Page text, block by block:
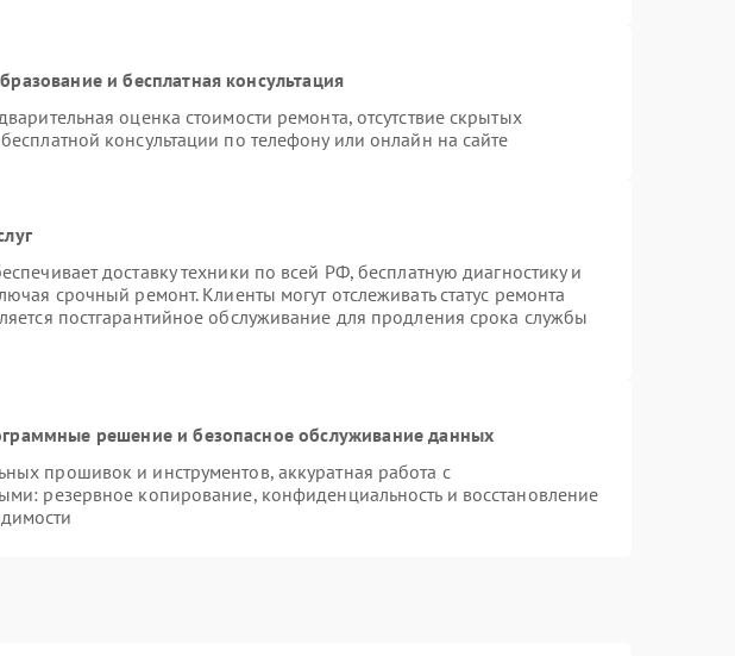
и бесплатная консультация
оценка стоимости ремонта, отсутствие скрытых
консультации по телефону или онлайн на сайте
доставку техники по всей РФ, бесплатную диагностику и
срочный ремонт. Клиенты могут отслеживать статус ремонта
постгарантийное обслуживание для продления срока службы
решение и безопасное обслуживание данных
прошивок и инструментов, аккуратная работа с
резервное копирование, конфиденциальность и восстановление